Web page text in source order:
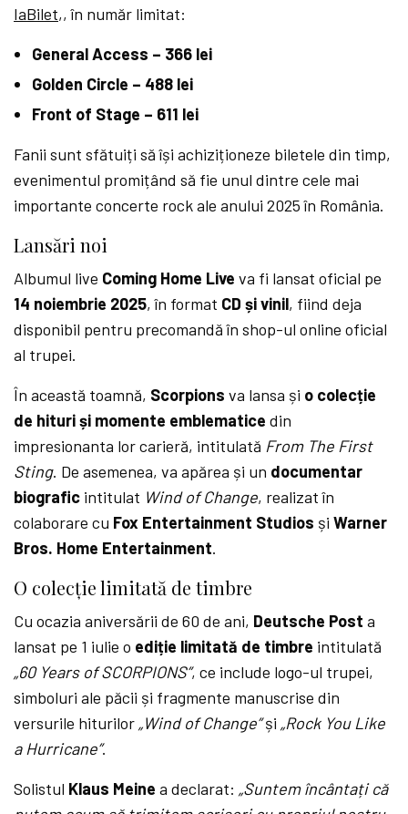
IaBilet,, în număr limitat:
General Access – 366 lei
Golden Circle – 488 lei
Front of Stage – 611 lei
Fanii sunt sfătuiți să își achiziționeze biletele din timp,
evenimentul promițând să fie unul dintre cele mai
importante concerte rock ale anului 2025 în România.
Lansări noi
Albumul live Coming Home Live va fi lansat oficial pe
14 noiembrie 2025, în format CD și vinil, fiind deja
disponibil pentru precomandă în shop-ul online oficial
al trupei.
În această toamnă, Scorpions va lansa și o colecție
de hituri și momente emblematice din
impresionanta lor carieră, intitulată From The First
Sting. De asemenea, va apărea și un documentar
biografic intitulat Wind of Change, realizat în
colaborare cu Fox Entertainment Studios șiWarner
Bros. Home Entertainment.
O colecție limitată de timbre
Cu ocazia aniversării de 60 de ani, Deutsche Post a
lansat pe 1 iulie o ediție limitată de timbre intitulată
„60 Years of SCORPIONS”, ce include logo-ul trupei,
simboluri ale păcii și fragmente manuscrise din
versurile hiturilor„Wind of Change”și„Rock You Like
a Hurricane”.
Solistul Klaus Meine a declarat:„Suntem încântați că